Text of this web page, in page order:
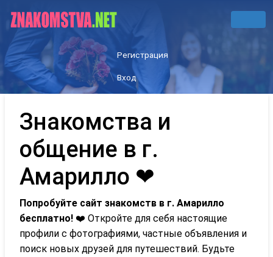
Регистрация
Вход
Знакомства и
общение в г.
Амарилло ❤
Попробуйте сайт знакомств в г. Амарилло
бесплатно! ❤️ Откройте для себя настоящие
профили с фотографиями, частные объявления и
поиск новых друзей для путешествий. Будьте